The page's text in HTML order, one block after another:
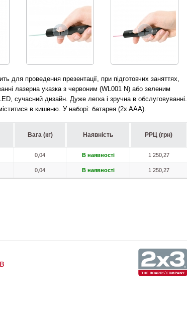
для проведення презентації, при підготовчих заняттях,
лазерна указка з червоним (WL001 N) або зеленим
сучасний дизайн. Дуже легка і зручна в обслуговуванні.
в кишеню. У наборі: батарея (2x AAA).
Вага (кг) Наявність РРЦ (грн)
0,04 В наявності 1 250,27
0,04 В наявності 1 250,27